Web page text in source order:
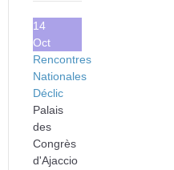
14
Oct
Rencontres
Nationales
Déclic
Palais
des
Congrès
d'Ajaccio